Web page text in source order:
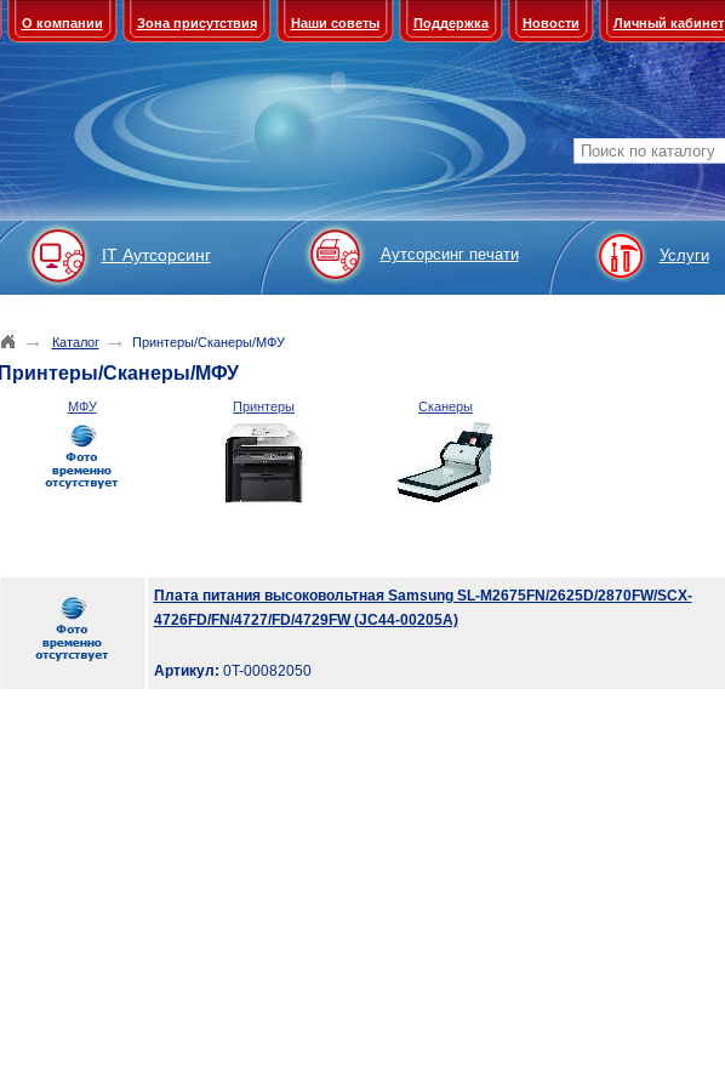
О компании Зона присутствия Наши советы Поддержка Новости Личный кабинет
IT Аутсорсинг Аутсорсинг печати Услуги
→ Каталог → Принтеры/Сканеры/МФУ
Принтеры/Сканеры/МФУ
МФУ Принтеры Сканеры
Плата питания высоковольтная Samsung SL-M2675FN/2625D/2870FW/SCX-
4726FD/FN/4727/FD/4729FW (JC44-00205A)
Артикул: 0T-00082050